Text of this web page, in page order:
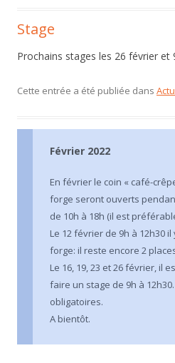
Stage
Prochains stages les 26 février et
Cette entrée a été publiée dans
Février 2022
En février le coin « café-
forge seront ouverts
de 10h à 18h (il est
Le 12 février de 9h à 12h30
forge: il reste encore 2
Le 16, 19, 23 et 26 février, il
faire un stage de 9h à
obligatoires.
A bientôt.